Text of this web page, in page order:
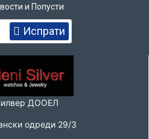
и Попусти
Испрати
ДООЕЛ
одреди 29/3